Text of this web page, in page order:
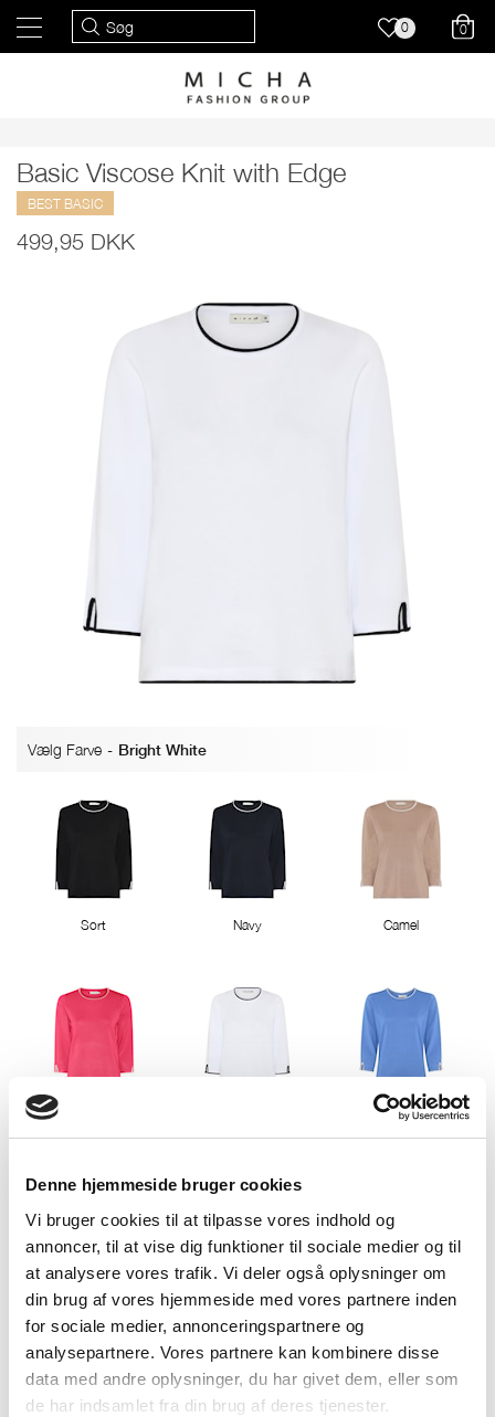
Denne hjemmeside bruger cookies
Vi bruger cookies til at tilpasse vores indhold og
annoncer, til at vise dig funktioner til sociale medier og til
at analysere vores trafik. Vi deler også oplysninger om
din brug af vores hjemmeside med vores partnere inden
for sociale medier, annonceringspartnere og
analysepartnere. Vores partnere kan kombinere disse
data med andre oplysninger, du har givet dem, eller som
de har indsamlet fra din brug af deres tjenester.
0 0
Basic Viscose Knit with Edge
BEST BASIC
499,95 DKK
Vælg Farve - Bright White
Sort Navy Camel
Provence Blue
Summmer Green Flamingo Pink Dazzling blue